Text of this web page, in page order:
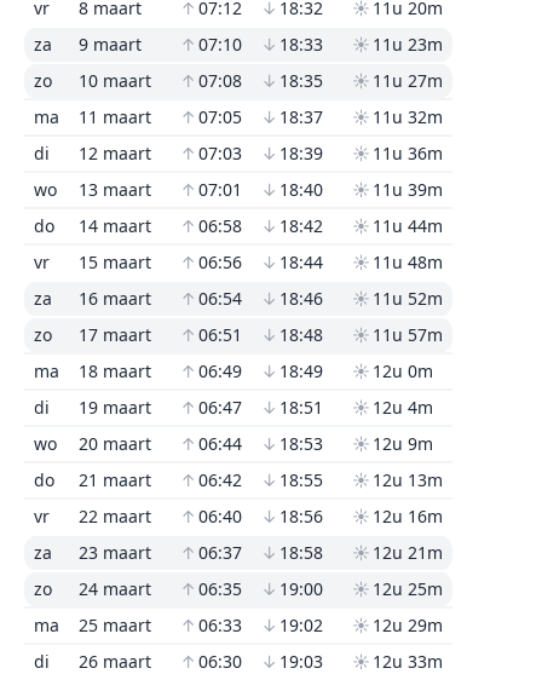
vr 8 maart ↑ 07:12 ↓ 18:32 ☀ 11u 20m
za
9 maart ↑ 07:10 ↓ 18:33 ☀ 11u 23m
zo
10 maart ↑ 07:08 ↓ 18:35 ☀ 11u 27m
ma
11 maart ↑ 07:05 ↓ 18:37 ☀ 11u 32m
di
12 maart ↑ 07:03 ↓ 18:39 ☀ 11u 36m
wo
13 maart ↑ 07:01 ↓ 18:40 ☀ 11u 39m
do
14 maart ↑ 06:58 ↓ 18:42 ☀ 11u 44m
vr
15 maart ↑ 06:56 ↓ 18:44 ☀ 11u 48m
za
16 maart ↑ 06:54 ↓ 18:46 ☀ 11u 52m
zo
17 maart ↑ 06:51 ↓ 18:48 ☀ 11u 57m
ma
18 maart ↑ 06:49 ↓ 18:49 ☀ 12u 0m
di
19 maart ↑ 06:47 ↓ 18:51 ☀ 12u 4m
wo
20 maart ↑ 06:44 ↓ 18:53 ☀ 12u 9m
do
21 maart ↑ 06:42 ↓ 18:55 ☀ 12u 13m
vr
22 maart ↑ 06:40 ↓ 18:56 ☀ 12u 16m
za
23 maart ↑ 06:37 ↓ 18:58 ☀ 12u 21m
zo
24 maart ↑ 06:35 ↓ 19:00 ☀ 12u 25m
ma
25 maart ↑ 06:33 ↓ 19:02 ☀ 12u 29m
di
26 maart ↑ 06:30 ↓ 19:03 ☀ 12u 33m